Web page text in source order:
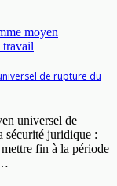
de rupture du
universel de
sécurité juridique :
fin à la période